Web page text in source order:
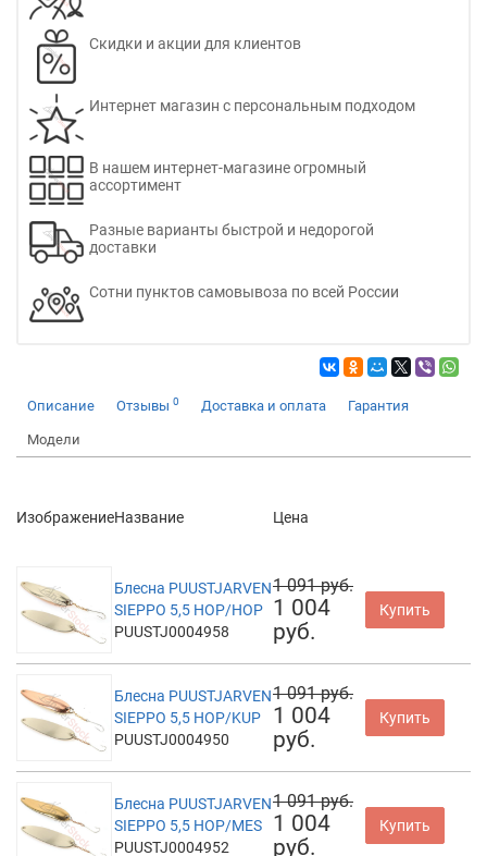
Скидки и акции для клиентов
Интернет магазин с персональным подходом
В нашем интернет-магазине огромный
ассортимент
Разные варианты быстрой и недорогой
доставки
Сотни пунктов самовывоза по всей России
Описание Отзывы 0 Доставка и оплата Гарантия
Модели
ИзображениеНазвание Цена
Блесна PUUSTJARVEN
SIEPPO 5,5 HOP/HOP
PUUSTJ0004958
1 091 руб.
1 004
руб.
Купить
Блесна PUUSTJARVEN
SIEPPO 5,5 HOP/KUP
PUUSTJ0004950
1 091 руб.
1 004
руб.
Купить
Блесна PUUSTJARVEN
SIEPPO 5,5 HOP/MES
PUUSTJ0004952
1 091 руб.
1 004
руб.
Купить